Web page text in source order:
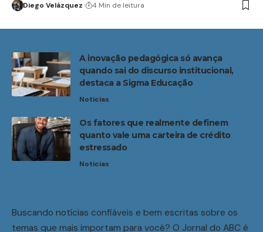
Diego Velázquez 4 Min de leitura
A inovação pedagógica só avança
quando sai do discurso institucional,
destaca a Sigma Educação
Noticias
Os fatores que realmente definem
quanto vale uma carteira de crédito
estressado
Noticias
Buscando notícias confiáveis e bem escritas sobre os
temas que mais importam para você? O Jornal do ABC é